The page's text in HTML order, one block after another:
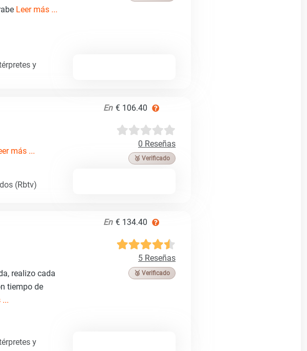
Leer más ...
y
En € 106.40
0 Reseñas
🥉 Verificado
más ...
(Rbtv)
En € 134.40
5 Reseñas
🥉 Verificado
realizo cada
tiempo de
...
y